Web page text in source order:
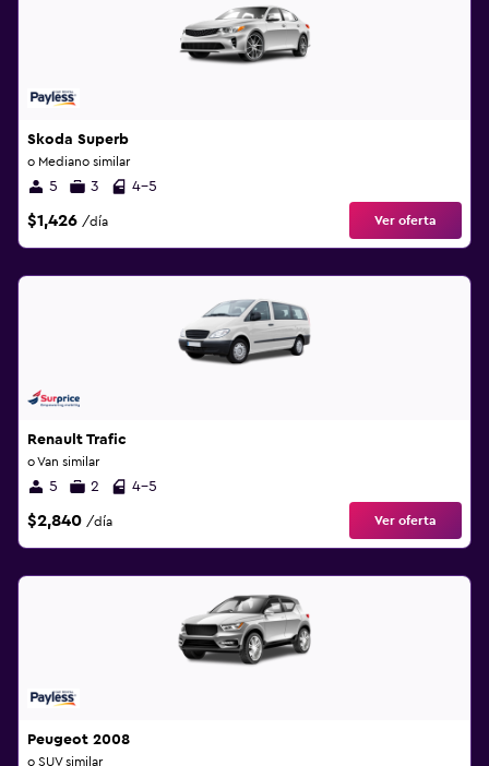
Skoda Superb
o Mediano similar
5 3 4-5
$1,426 /día Ver oferta
Renault Trafic
o Van similar
5 2 4-5
$2,840 /día Ver oferta
Peugeot 2008
o SUV similar